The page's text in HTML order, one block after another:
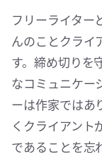
フリーライター
んのことクライ
す。締め切りを
なコミュニケー
ーは作家ではあ
くクライアント
であることを忘